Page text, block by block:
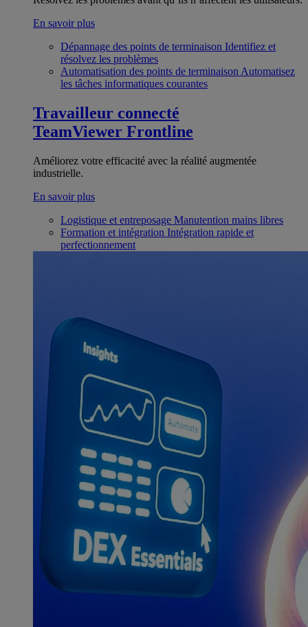
En savoir plus
Dépannage des points de terminaison Identifiez et
résolvez les problèmes
Automatisation des points de terminaison Automatisez
les tâches informatiques courantes
Travailleur connecté
TeamViewer Frontline
Améliorez votre efficacité avec la réalité augmentée
industrielle.
En savoir plus
Logistique et entreposage Manutention mains libres
Formation et intégration Intégration rapide et
perfectionnement